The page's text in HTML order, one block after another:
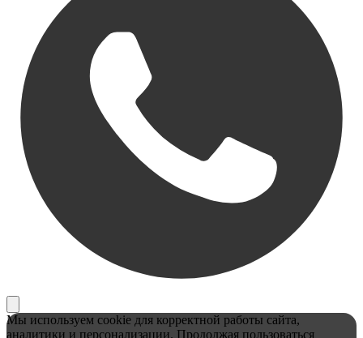
Мы используем cookie для корректной работы сайта,
аналитики и персонализации. Продолжая пользоваться